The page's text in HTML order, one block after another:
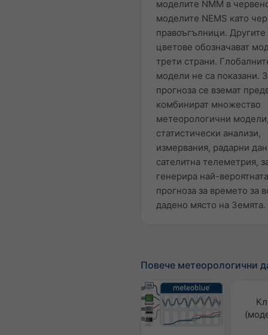
моделите NMM в
моделите NEMS като
правоъгълници. Другите
цветове обозначават
трети страни.
модели не са показани.
прогноза се вземат
комбинират множество
метеорологични
статистически анализи,
измервания, радарни
сателитна телеметрия,
генерира най-вероятната
прогноза за времето за
дадено място на Земята.
Повече метеорологични